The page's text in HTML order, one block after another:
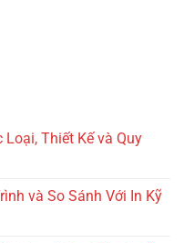
Loại, Thiết Kế và Quy
và So Sánh Với In Kỹ